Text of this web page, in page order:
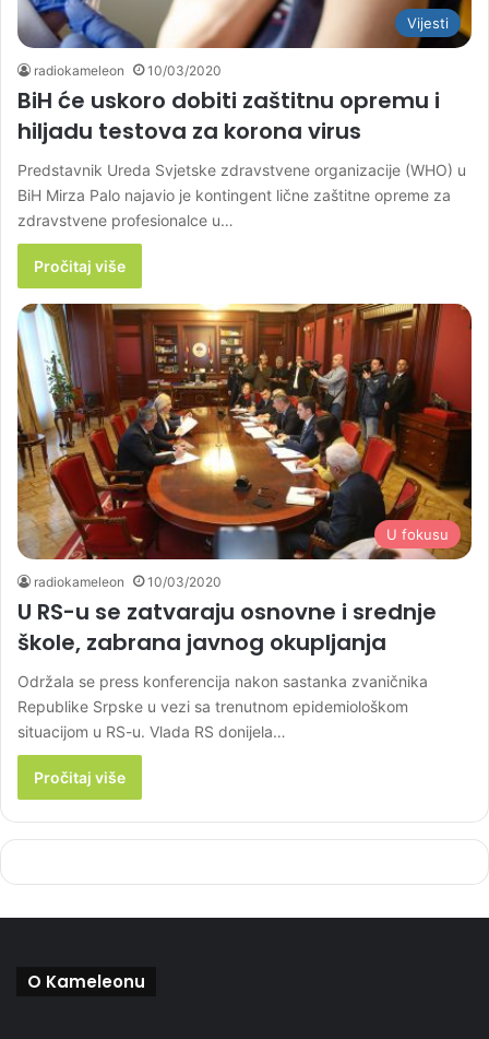
Vijesti
radiokameleon 10/03/2020
BiH će uskoro dobiti zaštitnu opremu i
hiljadu testova za korona virus
Predstavnik Ureda Svjetske zdravstvene organizacije (WHO) u
BiH Mirza Palo najavio je kontingent lične zaštitne opreme za
zdravstvene profesionalce u…
Pročitaj više
U fokusu
radiokameleon 10/03/2020
U RS-u se zatvaraju osnovne i srednje
škole, zabrana javnog okupljanja
Održala se press konferencija nakon sastanka zvaničnika
Republike Srpske u vezi sa trenutnom epidemiološkom
situacijom u RS-u. Vlada RS donijela…
Pročitaj više
O Kameleonu